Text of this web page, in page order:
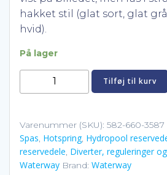
hakket stil (glat sort, glat
hvid).
På lager
Waterway
5
skaller
luftkontrolventil
1"
antal
Tilføj til kurv
Varenummer (SKU): 582-660-3587
Spas, Hotspring, Hydropool
reservedele, Diverter, reguleringer
Waterway Brand: Waterway